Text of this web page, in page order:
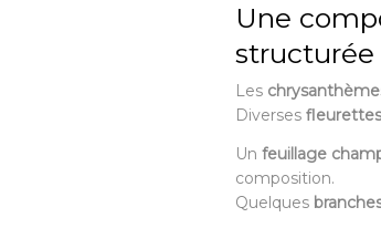
Une
structurée
Les
Diverses
Un feuillage
composition.
Quelques